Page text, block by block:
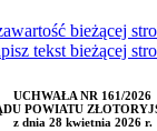
bieżącej
tekst bieżącej
UCHWAŁA NR 161/2026
POWIATU
z dnia 28 kwietnia 2026 r.